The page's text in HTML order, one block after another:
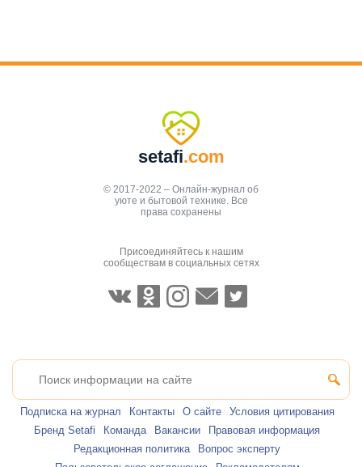
setafi.com
© 2017-2022 – Онлайн-журнал об
уюте и бытовой технике. Все
права сохранены
Присоединяйтесь к нашим
сообществам в социальных сетях
Подписка на журнал Контакты О сайте
Условия цитирования
Бренд Setafi
Команда Вакансии
Правовая информация
Редакционная политика
Вопрос эксперту